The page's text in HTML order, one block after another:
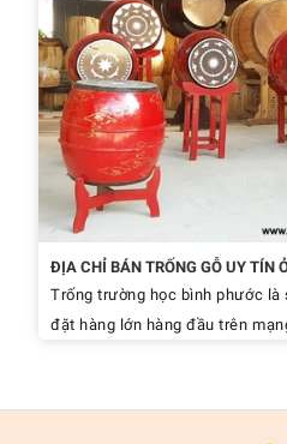
ĐỊA CHỈ BÁN TRỐNG GỖ UY TÍN
Trống trường học bình phước
đặt hàng lớn hàng đầu trên